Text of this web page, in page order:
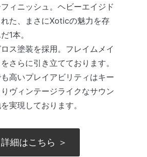
ィニッシュ。ヘビーエイジド
た、まさにXoticの魅力を存
1本。
ス塗装を採用。フレイムメイ
さらに引き立てております。
高いプレイアビリティはキー
ヴィンテージライクなサウン
実現しております。
詳細はこちら ＞